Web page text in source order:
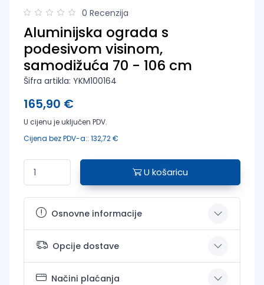
0 Recenzija
Aluminijska ograda s
podesivom visinom,
samodižuća 70 - 106 cm
Šifra artikla: YKM100164
165,90 €
U cijenu je uključen PDV.
Cijena bez PDV-a:: 132,72 €
U košaricu
Osnovne informacije
Opcije dostave
Načini plaćanja